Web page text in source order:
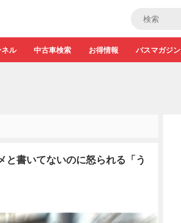
ル 中古車検索 お得情報 バスマガジン
書いてないのに怒られる「う